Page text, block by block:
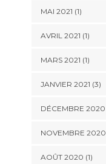
MAI 2021 (1)
AVRIL 2021 (1)
MARS 2021 (1)
JANVIER 2021 (3)
DÉCEMBRE 2020
NOVEMBRE 2020
AOÛT 2020 (1)